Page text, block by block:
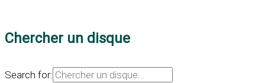
Chercher un disque
Search for: